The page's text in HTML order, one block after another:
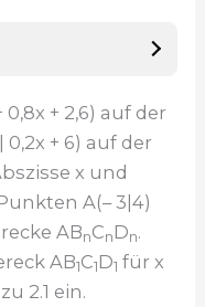
0,8x + 2,6) auf der
0,2x + 6) auf der
x und
A(– 3|4)
ABnCnDn.
AB1C1D1 für x
2.1 ein.